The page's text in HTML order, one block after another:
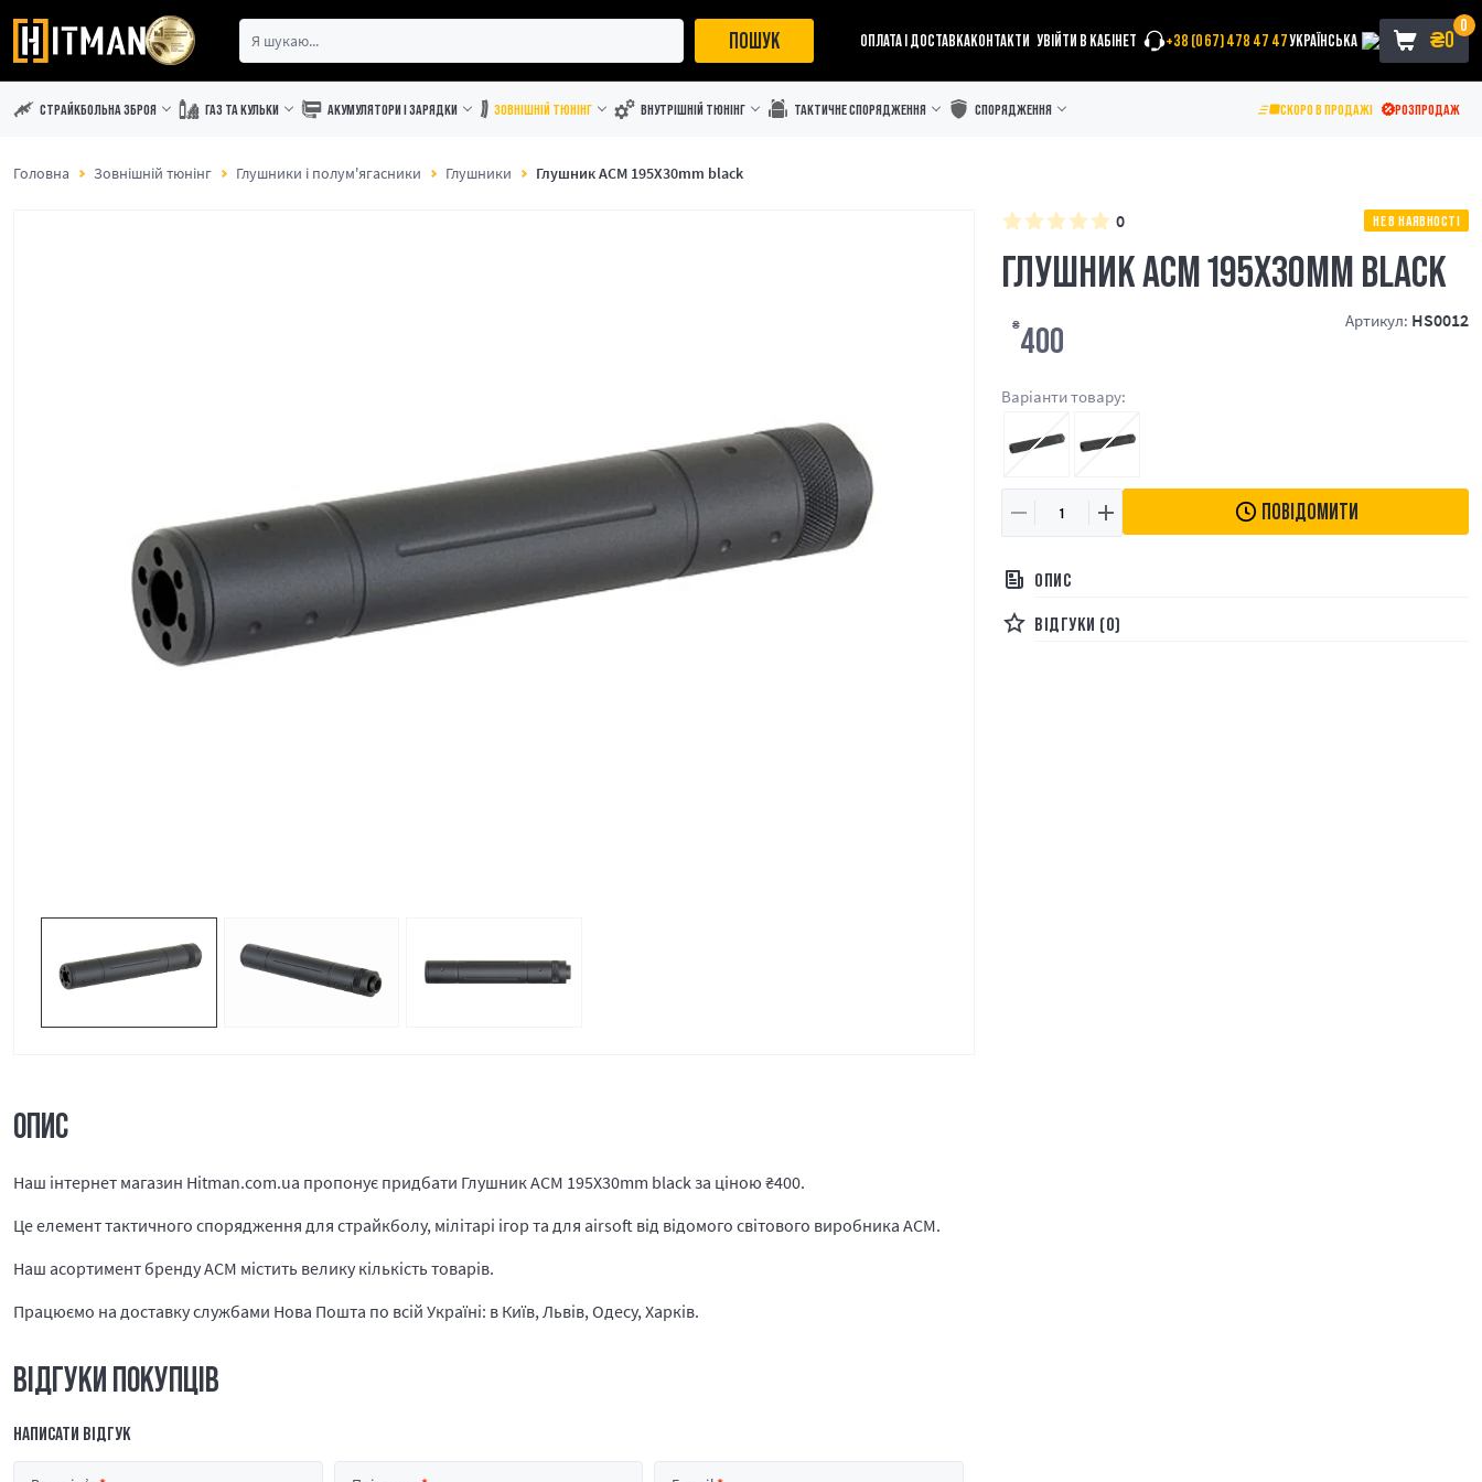
ПОШУК ОПЛАТА І ДОСТАВКАКОНТАКТИ УВІЙТИ В КАБІНЕТ +38 (067) 478 47 47УКРАЇНСЬКА
0
₴0
СТРАЙКБОЛЬНА ЗБРОЯ ГАЗ ТА КУЛЬКИ АКУМУЛЯТОРИ І ЗАРЯДКИ ЗОВНІШНІЙ ТЮНІНГ ВНУТРІШНІЙ ТЮНІНГ ТАКТИЧНЕ СПОРЯДЖЕННЯ СПОРЯДЖЕННЯ СКОРО В ПРОДАЖІ РОЗПРОДАЖ
Головна Зовнішній тюнінг Глушники і полум'ягасники Глушники Глушник ACM 195X30mm black
0 НЕ В НАЯВНОСТІ
ГЛУШНИК ACM 195X30MM BLACK
₴400 Артикул: HS0012
Варіанти товару:
ПОВІДОМИТИ
ОПИС
ВІДГУКИ (0)
ОПИС
Наш інтернет магазин Hitman.com.ua пропонує придбати Глушник ACM 195X30mm black за ціною ₴400.
Це елемент тактичного спорядження для страйкболу, мілітарі ігор та для airsoft від відомого світового виробника ACM.
Наш асортимент бренду ACM містить велику кількість товарів.
Працюємо на доставку службами Нова Пошта по всій Україні: в Київ, Львів, Одесу, Харків.
ВІДГУКИ ПОКУПЦІВ
НАПИСАТИ ВІДГУК